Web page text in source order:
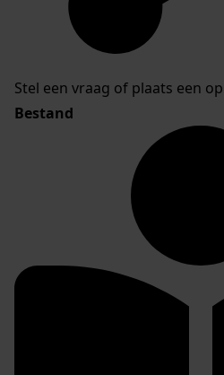
Stel een vraag of plaats een
Bestand